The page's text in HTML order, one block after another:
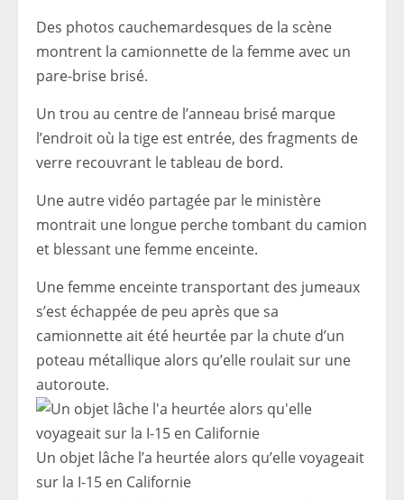
Des photos cauchemardesques de la scène
montrent la camionnette de la femme avec un
pare-brise brisé.
Un trou au centre de l’anneau brisé marque
l’endroit où la tige est entrée, des fragments de
verre recouvrant le tableau de bord.
Une autre vidéo partagée par le ministère
montrait une longue perche tombant du camion
et blessant une femme enceinte.
Une femme enceinte transportant des jumeaux
s’est échappée de peu après que sa
camionnette ait été heurtée par la chute d’un
poteau métallique alors qu’elle roulait sur une
autoroute.
Un objet lâche l’a heurtée alors qu’elle voyageait
sur la I-15 en Californie